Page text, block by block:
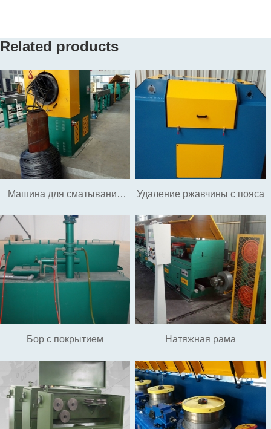
Related products
Машина для сматывания
туловищных слонов -
низкоуглеродистая стальная
проволока
Удаление ржавчины с пояса
Бор с покрытием Натяжная рама